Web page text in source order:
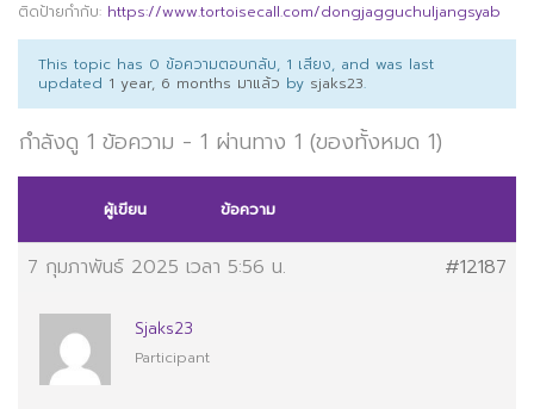
ติดป้ายกำกับ: https://www.tortoisecall.com/dongjagguchuljangsyab
This topic has 0 ข้อความตอบกลับ, 1 เสียง, and was last
updated 1 year, 6 months มาแล้ว by sjaks23.
กำลังดู 1 ข้อความ - 1 ผ่านทาง 1 (ของทั้งหมด 1)
ผู้เขียน ข้อความ
7 กุมภาพันธ์ 2025 เวลา 5:56 น. #12187
Sjaks23
Participant